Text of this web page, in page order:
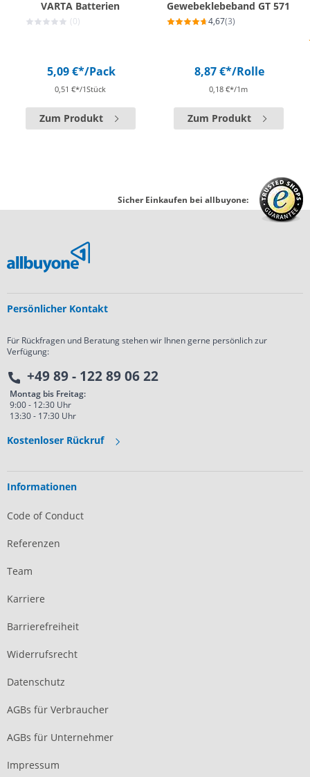
VARTA Batterien
(0)
5,09 €*/Pack
0,51 €*/1Stück
Zum Produkt
Gewebeklebeband GT 571
4,67(3)
8,87 €*/Rolle
0,18 €*/1m
Zum Produkt
Sicher Einkaufen bei allbuyone:
Persönlicher Kontakt
Für Rückfragen und Beratung stehen wir Ihnen gerne persönlich zur
Verfügung:
+49 89 - 122 89 06 22
Montag bis Freitag:
9:00 - 12:30 Uhr
13:30 - 17:30 Uhr
Kostenloser Rückruf
Informationen
Code of Conduct
Referenzen
Team
Karriere
Barrierefreiheit
Widerrufsrecht
Datenschutz
AGBs für Verbraucher
AGBs für Unternehmer
Impressum